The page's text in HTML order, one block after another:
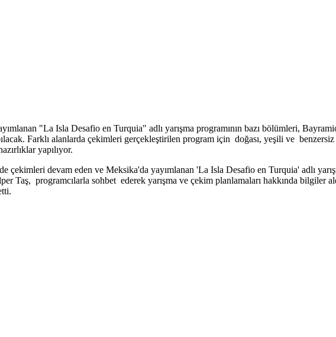
"La Isla Desafio en Turquia" adlı yarışma programının bazı bölümleri,
Farklı alanlarda çekimleri gerçekleştirilen program için doğası, yeşili ve
yapılıyor.
çekimleri devam eden ve Meksika'da yayımlanan 'La Isla Desafio en Turquia' adlı
Taş, programcılarla sohbet ederek yarışma ve çekim planlamaları hakkında bilgiler